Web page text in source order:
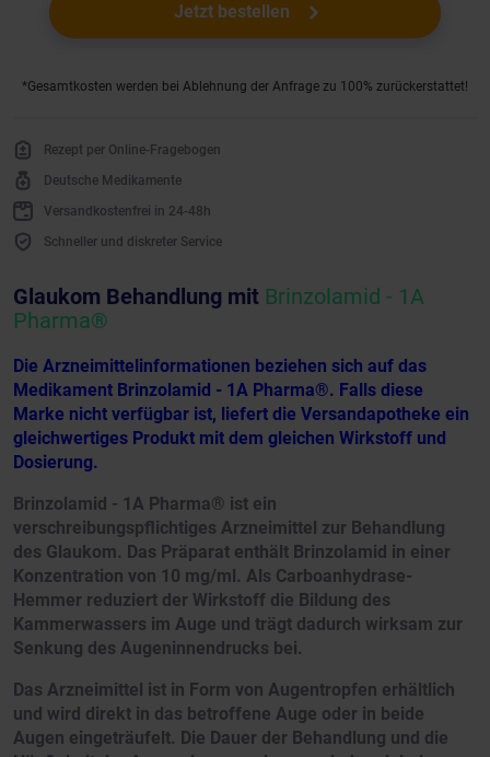
Jetzt bestellen
*Gesamtkosten werden bei Ablehnung der Anfrage zu 100% zurückerstattet!
Rezept per Online-Fragebogen
Deutsche Medikamente
Versandkostenfrei in 24-48h
Schneller und diskreter Service
Glaukom Behandlung mit Brinzolamid - 1A
Pharma®
Die Arzneimittelinformationen beziehen sich auf das
Medikament Brinzolamid - 1A Pharma®. Falls diese
Marke nicht verfügbar ist, liefert die Versandapotheke ein
gleichwertiges Produkt mit dem gleichen Wirkstoff und
Dosierung.
Brinzolamid - 1A Pharma® ist ein
verschreibungspflichtiges Arzneimittel zur Behandlung
des Glaukom. Das Präparat enthält Brinzolamid in einer
Konzentration von 10 mg/ml. Als Carboanhydrase-
Hemmer reduziert der Wirkstoff die Bildung des
Kammerwassers im Auge und trägt dadurch wirksam zur
Senkung des Augeninnendrucks bei.
Das Arzneimittel ist in Form von Augentropfen erhältlich
und wird direkt in das betroffene Auge oder in beide
Augen eingeträufelt. Die Dauer der Behandlung und die